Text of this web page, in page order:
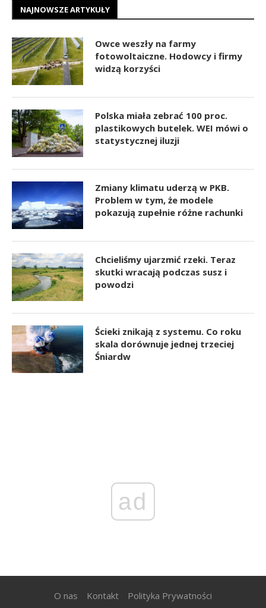
NAJNOWSZE ARTYKUŁY
Owce weszły na farmy
fotowoltaiczne. Hodowcy i firmy
widzą korzyści
Polska miała zebrać 100 proc.
plastikowych butelek. WEI mówi o
statystycznej iluzji
Zmiany klimatu uderzą w PKB.
Problem w tym, że modele
pokazują zupełnie różne rachunki
Chcieliśmy ujarzmić rzeki. Teraz
skutki wracają podczas susz i
powodzi
Ścieki znikają z systemu. Co roku
skala dorównuje jednej trzeciej
Śniardw
ad
O nas Kontakt Polityka Prywatności